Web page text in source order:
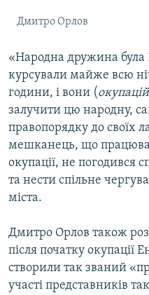
Дмитро Орлов
«Народна дружина
курсували майже всю
години, і вони (
залучити цю народну,
правопорядку до своїх
мешканець, що
окупації, не погодився
та нести спільне
міста.
Дмитро Орлов також
після початку окупації
створили так званий
участі представників